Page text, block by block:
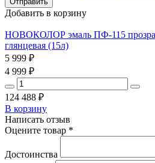
Добавить в корзину
НОВОКОЛОР эмаль ПФ-115
глянцевая (15л)
5 999 ₽
4 999 ₽
124 488 ₽
В корзину
Написать отзыв
Оцените товар *
Достоинства